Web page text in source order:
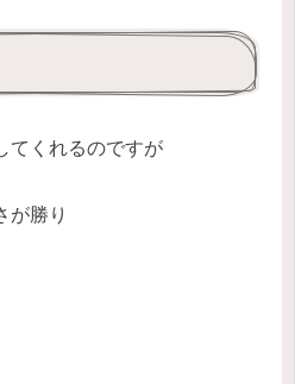
てくれるのですが
が勝り